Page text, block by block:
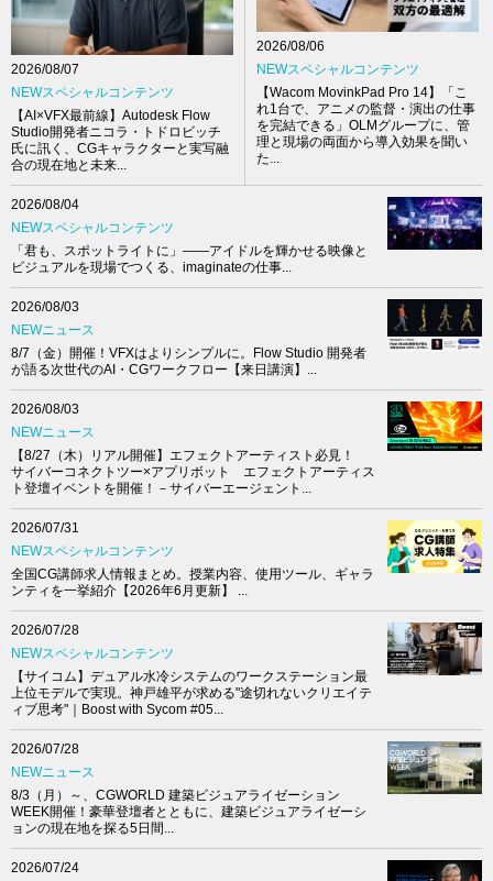
2026/08/07
NEWスペシャルコンテンツ
【AI×VFX最前線】Autodesk Flow
Studio開発者ニコラ・トドロビッチ
氏に訊く、CGキャラクターと実写融
合の現在地と未来...
2026/08/06
NEWスペシャルコンテンツ
【Wacom MovinkPad Pro 14】「こ
れ1台で、アニメの監督・演出の仕事
を完結できる」OLMグループに、管
理と現場の両面から導入効果を聞い
た...
2026/08/04
NEWスペシャルコンテンツ
「君も、スポットライトに」――アイドルを輝かせる映像と
ビジュアルを現場でつくる、imaginateの仕事...
2026/08/03
NEWニュース
8/7（金）開催！VFXはよりシンプルに。Flow Studio 開発者
が語る次世代のAI・CGワークフロー【来日講演】...
2026/08/03
NEWニュース
【8/27（木）リアル開催】エフェクトアーティスト必見！
サイバーコネクトツー×アプリボット エフェクトアーティス
ト登壇イベントを開催！－サイバーエージェント...
2026/07/31
NEWスペシャルコンテンツ
全国CG講師求人情報まとめ。授業内容、使用ツール、ギャラ
ンティを一挙紹介【2026年6月更新】 ...
2026/07/28
NEWスペシャルコンテンツ
【サイコム】デュアル水冷システムのワークステーション最
上位モデルで実現。神戸雄平が求める"途切れないクリエイテ
ィブ思考"｜Boost with Sycom #05...
2026/07/28
NEWニュース
8/3（月）～、CGWORLD 建築ビジュアライゼーション
WEEK開催！豪華登壇者とともに、建築ビジュアライゼーシ
ョンの現在地を探る5日間...
2026/07/24